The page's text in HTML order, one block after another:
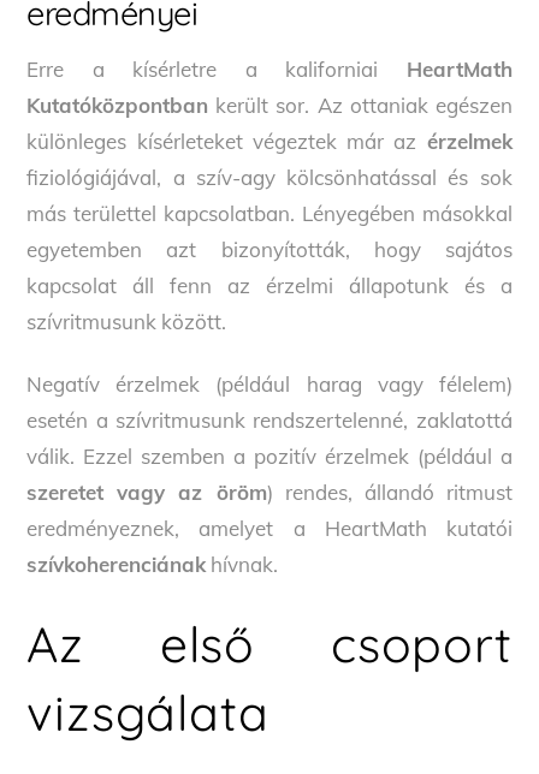
eredményei
Erre a kísérletre a kaliforniai HeartMath
Kutatóközpontban került sor. Az ottaniak egészen
különleges kísérleteket végeztek már az érzelmek
fiziológiájával, a szív-agy kölcsönhatással és sok
más területtel kapcsolatban. Lényegében másokkal
egyetemben azt bizonyították, hogy sajátos
kapcsolat áll fenn az érzelmi állapotunk és a
szívritmusunk között.
Negatív érzelmek (például harag vagy félelem)
esetén a szívritmusunk rendszertelenné, zaklatottá
válik. Ezzel szemben a pozitív érzelmek (például a
szeretet vagy az öröm) rendes, állandó ritmust
eredményeznek, amelyet a HeartMath kutatói
szívkoherenciának hívnak.
Az első csoport
vizsgálata